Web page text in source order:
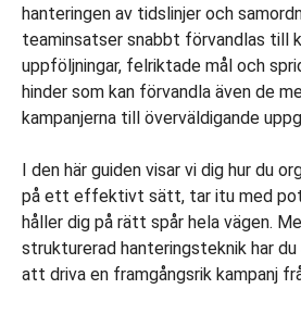
hanteringen av tidslinjer och
teaminsatser snabbt förvandlas till
uppföljningar, felriktade mål och
hinder som kan förvandla även de
kampanjerna till överväldigande
I den här guiden visar vi dig hur du
på ett effektivt sätt, tar itu med
håller dig på rätt spår hela vägen.
strukturerad hanteringsteknik har
att driva en framgångsrik kampanj